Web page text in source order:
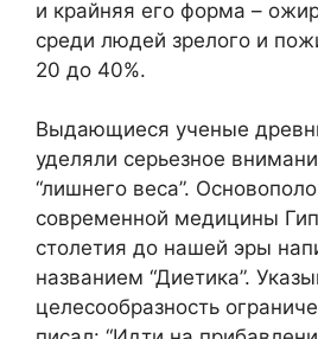
и крайняя его форма –
среди людей зрелого и
20 до 40%.
Выдающиеся ученые
уделяли серьезное
“лишнего веса”.
современной медицины
столетия до нашей эры
названием “Диетика”.
целесообразность